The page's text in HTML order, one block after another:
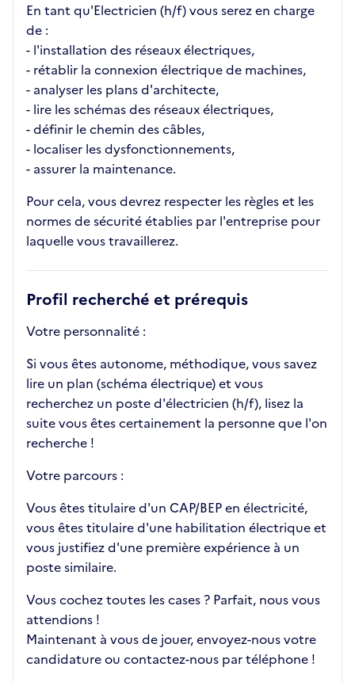
En tant qu'Electricien (h/f) vous serez en charge
de :
- l'installation des réseaux électriques,
- rétablir la connexion électrique de machines,
- analyser les plans d'architecte,
- lire les schémas des réseaux électriques,
- définir le chemin des câbles,
- localiser les dysfonctionnements,
- assurer la maintenance.
Pour cela, vous devrez respecter les règles et les
normes de sécurité établies par l'entreprise pour
laquelle vous travaillerez.
Profil recherché et prérequis
Votre personnalité :
Si vous êtes autonome, méthodique, vous savez
lire un plan (schéma électrique) et vous
recherchez un poste d'électricien (h/f), lisez la
suite vous êtes certainement la personne que l'on
recherche !
Votre parcours :
Vous êtes titulaire d'un CAP/BEP en électricité,
vous êtes titulaire d'une habilitation électrique et
vous justifiez d'une première expérience à un
poste similaire.
Vous cochez toutes les cases ? Parfait, nous vous
attendions !
Maintenant à vous de jouer, envoyez-nous votre
candidature ou contactez-nous par téléphone !